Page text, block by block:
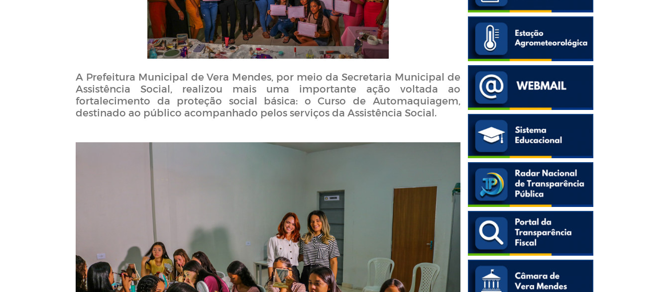
A Prefeitura Municipal de Vera Mendes, por meio da Secretaria Municipal de
Assistência Social, realizou mais uma importante ação voltada ao
fortalecimento da proteção social básica: o Curso de Automaquiagem,
destinado ao público acompanhado pelos serviços da Assistência Social.